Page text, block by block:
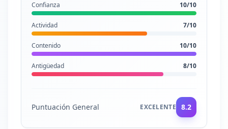
Confianza 10/10
Actividad 7/10
Contenido 10/10
Antigüedad 8/10
Puntuación General EXCELENTE 8.2